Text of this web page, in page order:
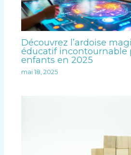
Découvrez l’ardoise
éducatif incontournable
enfants en 2025
mai 18, 2025